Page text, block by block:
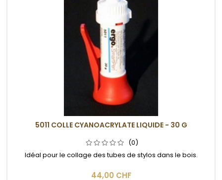
5011 COLLE CYANOACRYLATE LIQUIDE - 30 G
(0)
Idéal pour le collage des tubes de stylos dans le bois.
44,00 CHF